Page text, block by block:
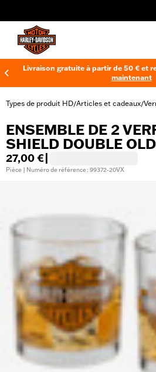
Livraison gratuite à partir de 50 € et
maintenant
Types de produit HD/Articles et cadeaux/
ENSEMBLE DE 2
SHIELD DOUBLE
27,00 €
Pièce | Numéro de référence : 99372-20VX